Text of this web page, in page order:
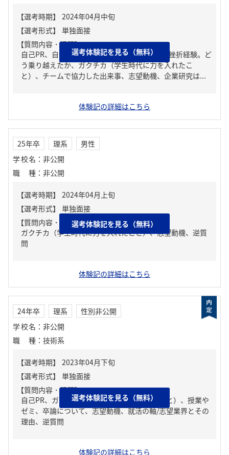
【質問内容・課題】
自己PR、自分の強み/弱み、人生の中で大きな挫折経験。ど
う乗り越えたか、ガクチカ（学生時代に力を入れたこ
と）、チームで協力した出来事、志望動機、企業研究は...
選考体験記を見る（無料）
体験記の詳細はこちら
25年卒 理系
男性
学校名 ： 非公開
職種 ： 非公開
【質問内容・課題】
ガクチカ（学生時代に力を入れたこと）、志望動機、逆質
問
選考体験記を見る（無料）
体験記の詳細はこちら
24年卒 理系
性別非公開
学校名 ： 非公開
職種 ： 技術系
【質問内容・課題】
自己PR、ガクチカ（学生時代に力を入れたこと）、授業や
ゼミ、卒論について、志望動機、就活の軸/志望業界とその
理由、逆質問
選考体験記を見る（無料）
体験記の詳細はこちら